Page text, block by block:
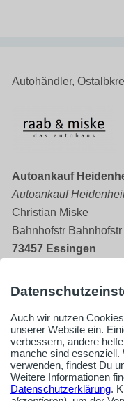
Autohändler,
Autoankauf
Autoankauf
Christian Miske
Bahnhofstr Bahnhofstr
73457 Essingen
07365860
https://www.auto-
Auch wir nutzen
unserer Website ein.
verbessern, andere
manche sind
verwenden, findest Du
Weitere Informationen
Datenschutzerklärung.